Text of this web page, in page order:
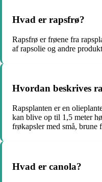
Hvad er rapsfrø?
Rapsfrø er frøene fra
af rapsolie og andre
Hvordan beskrives
Rapsplanten er en
kan blive op til 1,5 meter
frøkapsler med små, brune
Hvad er canola?